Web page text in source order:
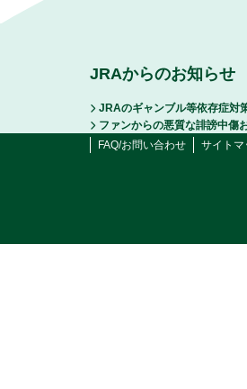
JRAからのお知らせ
JRAのギャンブル等依存症対
ファンからの悪質な誹謗中傷
FAQ/お問い合わせ
サイトマ